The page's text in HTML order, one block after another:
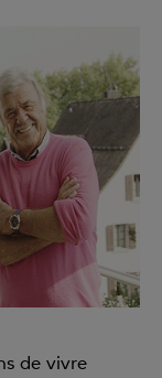
de vivre